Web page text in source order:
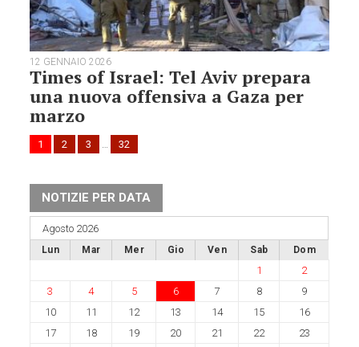
12 GENNAIO 2026
Times of Israel: Tel Aviv prepara
una nuova offensiva a Gaza per
marzo
1 2 3 … 32
NOTIZIE PER DATA
Agosto 2026
Lun Mar Mer Gio Ven Sab Dom
1
2
3
4 5 6 7 8
9
10
11 12 13 14 15
16
17
18 19 20 21 22
23